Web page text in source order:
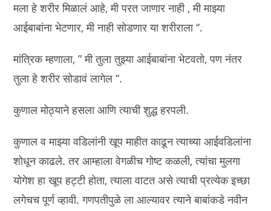
मला हे शरीर मिळालं आहे, मी परत जाणार नाही , मी माझ्या
आईबाबांना भेटणार, मी नाही सोडणार या शरीराला “.
मांत्रिक म्हणाला, ” मी तुला तुझ्या आईबाबांना भेटवतो, पण नंतर
तुला हे शरीर सोडावं लागेल “.
कुणाल मोठ्याने हसला आणि त्याची शुद्ध हरपली.
कुणाल व माझ्या वडिलांनी खूप माहीत काढून त्याच्या आईवडिलांना
शोधून काढले. तर आम्हाला वेगळीच गोष्ट कळली, त्यांचा मुलगा
योगेश हा खूप हट्टी होता, त्याला वाटत असे त्याची प्रत्येक इच्छा
लगेचच पूर्ण व्हावी. गणपतीपुळे ला आल्यावर त्याने बाबांकडे नवीन